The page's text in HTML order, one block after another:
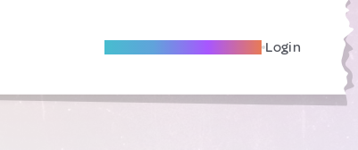
Become A Local Friend Login